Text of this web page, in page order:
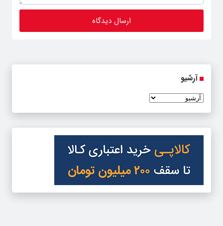
آرشیو